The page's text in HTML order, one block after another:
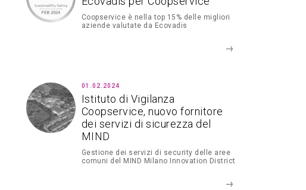
Coopservice è nella top 15% delle migliori
aziende valutate da Ecovadis
01.02.2024
Istituto di Vigilanza
Coopservice, nuovo fornitore
dei servizi di sicurezza del
MIND
Gestione dei servizi di security delle aree
comuni del MIND Milano Innovation District